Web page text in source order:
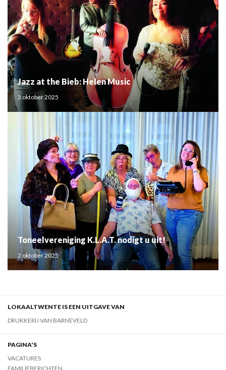
Jazz at the Bieb: Helen Music
3 oktober 2025
Toneelvereniging K.L.A.T. nodigt u uit!
2 oktober 2025
LOKAALTWENTE IS EEN UITGAVE VAN
DRUKKERIJ VAN BARNEVELD
PAGINA'S
VACATURES
FAMILIEBERICHTEN